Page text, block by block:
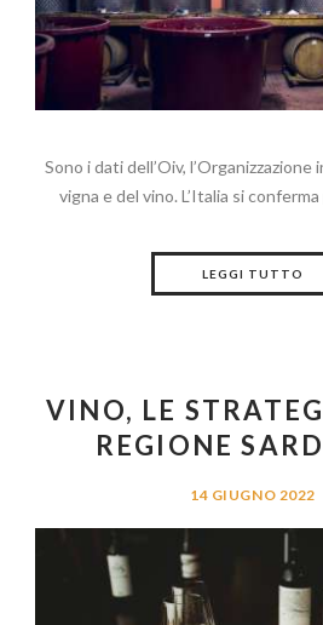
Sono i dati dell’Oiv,
vigna e del vino. L’Italia si
LEGGI TUTTO
VINO, LE
REGIONE
14 GIUGNO 2022